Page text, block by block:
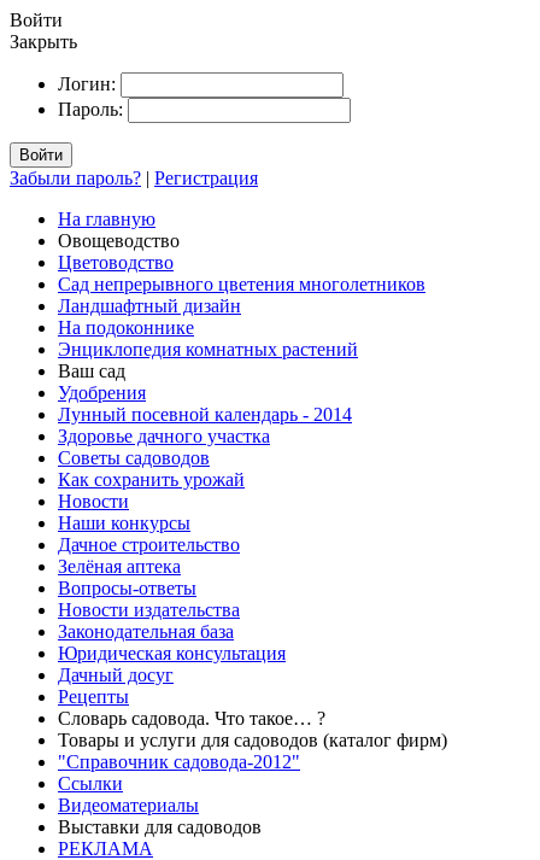
Войти
Закрыть
Логин:
Пароль:
Войти
Забыли пароль? | Регистрация
На главную
Овощеводство
Цветоводство
Сад непрерывного цветения многолетников
Ландшафтный дизайн
На подоконнике
Энциклопедия комнатных растений
Ваш сад
Удобрения
Лунный посевной календарь - 2014
Здоровье дачного участка
Советы садоводов
Как сохранить урожай
Новости
Наши конкурсы
Дачное строительство
Зелёная аптека
Вопросы-ответы
Новости издательства
Законодательная база
Юридическая консультация
Дачный досуг
Рецепты
Словарь садовода. Что такое… ?
Товары и услуги для садоводов (каталог фирм)
"Справочник садовода-2012"
Ссылки
Видеоматериалы
Выставки для садоводов
РЕКЛАМА